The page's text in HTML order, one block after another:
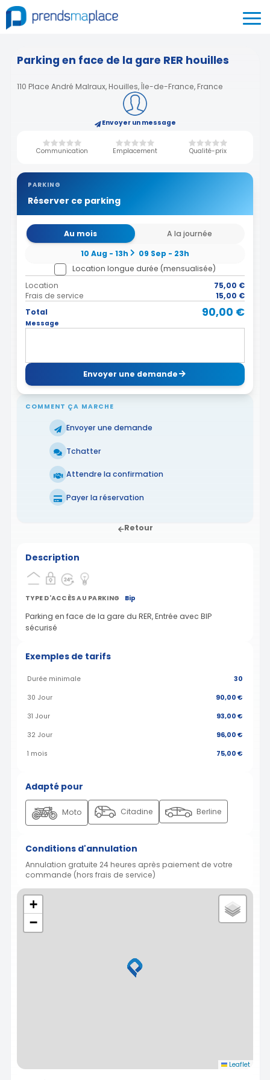
Parking en face de la gare RER houilles
110 Place André Malraux, Houilles, Île-de-France, France
Envoyer un message
Communication Emplacement Qualité-prix
PARKING
Réserver ce parking
Au mois
A la journée
10 Aug - 13h
09 Sep - 23h
Location longue durée (mensualisée)
Location
75,00 €
Frais de service
15,00 €
Total
90,00 €
Message
Envoyer une demande
COMMENT ÇA MARCHE
Envoyer une demande
Tchatter
Attendre la confirmation
Payer la réservation
Retour
Description
TYPE D'ACCÈS AU PARKING Bip
Parking en face de la gare du RER, Entrée avec BIP
sécurisé
Exemples de tarifs
Durée minimale 30
30 Jour 90,00 €
31 Jour 93,00 €
32 Jour 96,00 €
1 mois 75,00 €
Adapté pour
Moto Citadine Berline
Conditions d'annulation
Annulation gratuite 24 heures après paiement de votre
commande (hors frais de service)
+
−
Leaflet